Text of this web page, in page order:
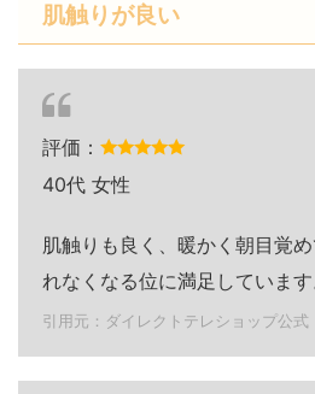
肌触りが良い
評価：
40代 女性
肌触りも良く、暖かく朝目覚
れなくなる位に満足しています
引用元：ダイレクトテレショップ公式